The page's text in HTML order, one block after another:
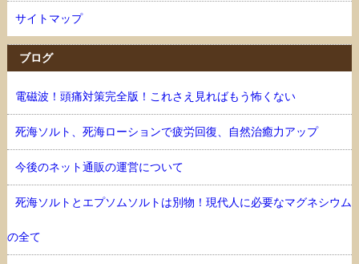
サイトマップ
ブログ
電磁波！頭痛対策完全版！これさえ見ればもう怖くない
死海ソルト、死海ローションで疲労回復、自然治癒力アップ
今後のネット通販の運営について
死海ソルトとエプソムソルトは別物！現代人に必要なマグネシウム
の全て